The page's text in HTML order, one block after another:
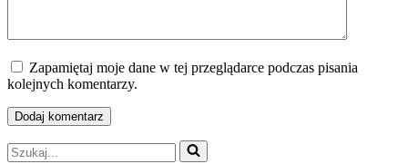
Zapamiętaj moje dane w tej przeglądarce podczas pisania
kolejnych komentarzy.
Szukaj...